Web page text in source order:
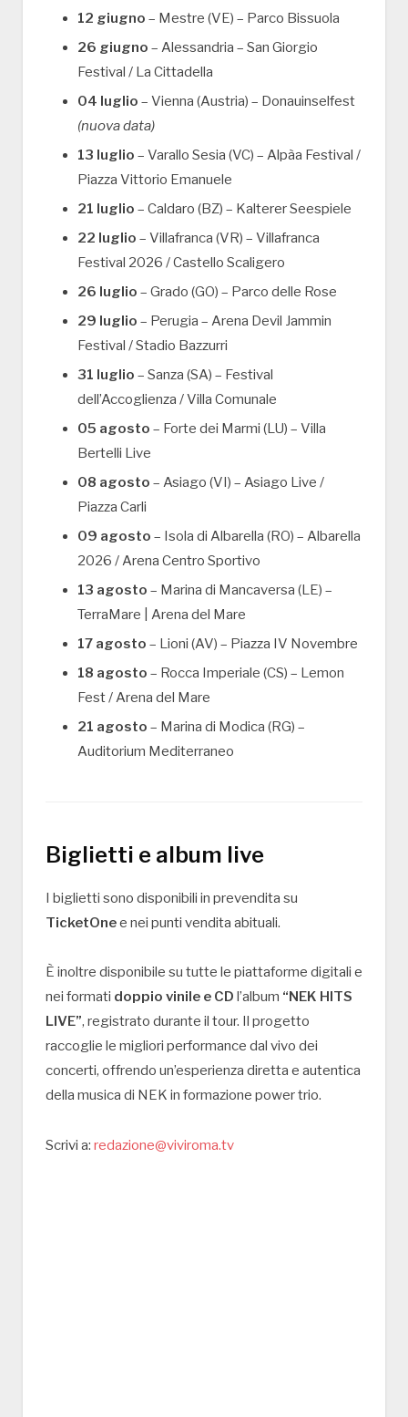
12 giugno – Mestre (VE) – Parco Bissuola
26 giugno – Alessandria – San Giorgio
Festival / La Cittadella
04 luglio – Vienna (Austria) – Donauinselfest
(nuova data)
13 luglio – Varallo Sesia (VC) – Alpàa Festival /
Piazza Vittorio Emanuele
21 luglio – Caldaro (BZ) – Kalterer Seespiele
22 luglio – Villafranca (VR) – Villafranca
Festival 2026 / Castello Scaligero
26 luglio – Grado (GO) – Parco delle Rose
29 luglio – Perugia – Arena Devil Jammin
Festival / Stadio Bazzurri
31 luglio – Sanza (SA) – Festival
dell’Accoglienza / Villa Comunale
05 agosto – Forte dei Marmi (LU) – Villa
Bertelli Live
08 agosto – Asiago (VI) – Asiago Live /
Piazza Carli
09 agosto – Isola di Albarella (RO) – Albarella
2026 / Arena Centro Sportivo
13 agosto – Marina di Mancaversa (LE) –
TerraMare | Arena del Mare
17 agosto – Lioni (AV) – Piazza IV Novembre
18 agosto – Rocca Imperiale (CS) – Lemon
Fest / Arena del Mare
21 agosto – Marina di Modica (RG) –
Auditorium Mediterraneo
Biglietti e album live
I biglietti sono disponibili in prevendita su
TicketOnee nei punti vendita abituali.
È inoltre disponibile su tutte le piattaforme digitali e
nei formati doppio vinile e CD l’album “NEK HITS
LIVE”, registrato durante il tour. Il progetto
raccoglie le migliori performance dal vivo dei
concerti, offrendo un’esperienza diretta e autentica
della musica di NEK in formazione power trio.
Scrivi a: redazione@viviroma.tv